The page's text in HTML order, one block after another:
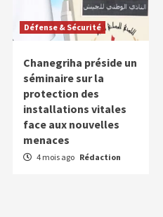
Défense & Sécurité
Chanegriha préside un
séminaire sur la
protection des
installations vitales
face aux nouvelles
menaces
4 mois ago Rédaction